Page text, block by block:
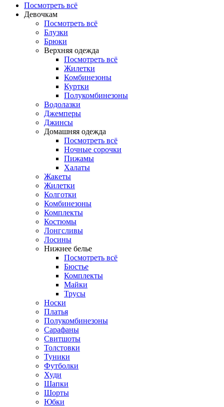
Посмотреть всё
Девочкам
Посмотреть всё
Блузки
Брюки
Верхняя одежда
Посмотреть всё
Жилетки
Комбинезоны
Куртки
Полукомбинезоны
Водолазки
Джемперы
Джинсы
Домашняя одежда
Посмотреть всё
Ночные сорочки
Пижамы
Халаты
Жакеты
Жилетки
Колготки
Комбинезоны
Комплекты
Костюмы
Лонгсливы
Лосины
Нижнее белье
Посмотреть всё
Бюстье
Комплекты
Майки
Трусы
Носки
Платья
Полукомбинезоны
Сарафаны
Свитшоты
Толстовки
Туники
Футболки
Худи
Шапки
Шорты
Юбки